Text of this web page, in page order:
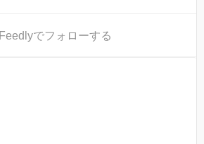
Feedlyでフォローする